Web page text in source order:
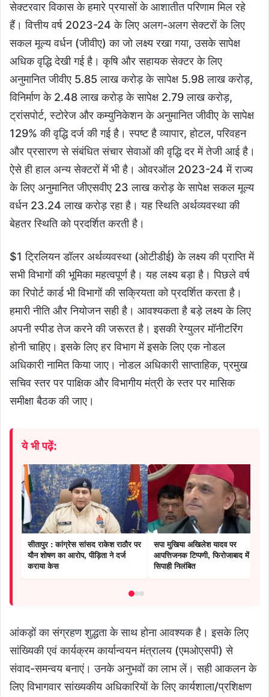
सेक्टरवार विकास के हमारे प्रयासों के आशातीत परिणाम मिल रहे
हैं। वित्तीय वर्ष 2023-24 के लिए अलग-अलग सेक्टरों के लिए
सकल मूल्य वर्धन (जीवीए) का जो लक्ष्य रखा गया, उसके सापेक्ष
अधिक वृद्धि देखी गई है। कृषि और सहायक सेक्टर के लिए
अनुमानित जीवीए 5.85 लाख करोड़ के सापेक्ष 5.98 लाख करोड़,
विनिर्माण के 2.48 लाख करोड़ के सापेक्ष 2.79 लाख करोड़,
ट्रांसपोर्ट, स्टोरेज और कम्युनिकेशन के अनुमानित जीवीए के सापेक्ष
129% की वृद्धि दर्ज की गई है। स्पष्ट है व्यापार, होटल, परिवहन
और प्रसारण से संबंधित संचार सेवाओं की वृद्धि दर में तेजी आई है।
ऐसे ही हाल अन्य सेक्टरों में भी है। ओवरऑल 2023-24 में राज्य
के लिए अनुमानित जीएसवीए 23 लाख करोड़ के सापेक्ष सकल मूल्य
वर्धन 23.24 लाख करोड़ रहा है। यह स्थिति अर्थव्यवस्था की
बेहतर स्थिति को प्रदर्शित करती है।
$1 ट्रिलियन डॉलर अर्थव्यवस्था (ओटीडीई) के लक्ष्य की प्राप्ति में
सभी विभागों की भूमिका महत्वपूर्ण है। यह लक्ष्य बड़ा है। पिछले वर्ष
का रिपोर्ट कार्ड भी विभागों की सक्रियता को प्रदर्शित करता है।
हमारी नीति और नियोजन सही है। आवश्यकता है बड़े लक्ष्य के लिए
अपनी स्पीड तेज करने की जरूरत है। इसकी रेग्युलर मॉनीटरिंग
होनी चाहिए। इसके लिए हर विभाग में इसके लिए एक नोडल
अधिकारी नामित किया जाए। नोडल अधिकारी साप्ताहिक, प्रमुख
सचिव स्तर पर पाक्षिक और विभागीय मंत्री के स्तर पर मासिक
समीक्षा बैठक की जाए।
ये भी पढ़ें:
सीतापुर : कांग्रेस सांसद राकेश राठौर पर
यौन शोषण का आरोप, पीड़िता ने दर्ज
कराया केस
सपा मुखिया अखिलेश यादव पर
आपत्तिजनक टिप्पणी, फिरोजाबाद में छह
सिपाही निलंबित
आंकड़ों का संग्रहण शुद्धता के साथ होना आवश्यक है। इसके लिए
सांख्यिकी एवं कार्यक्रम कार्यान्वयन मंत्रालय (एमओएसपी) से
संवाद-समन्वय बनाएं। उनके अनुभवों का लाभ लें। सही आकलन के
लिए विभागवार सांख्यकीय अधिकारियों के लिए कार्यशाला/प्रशिक्षण